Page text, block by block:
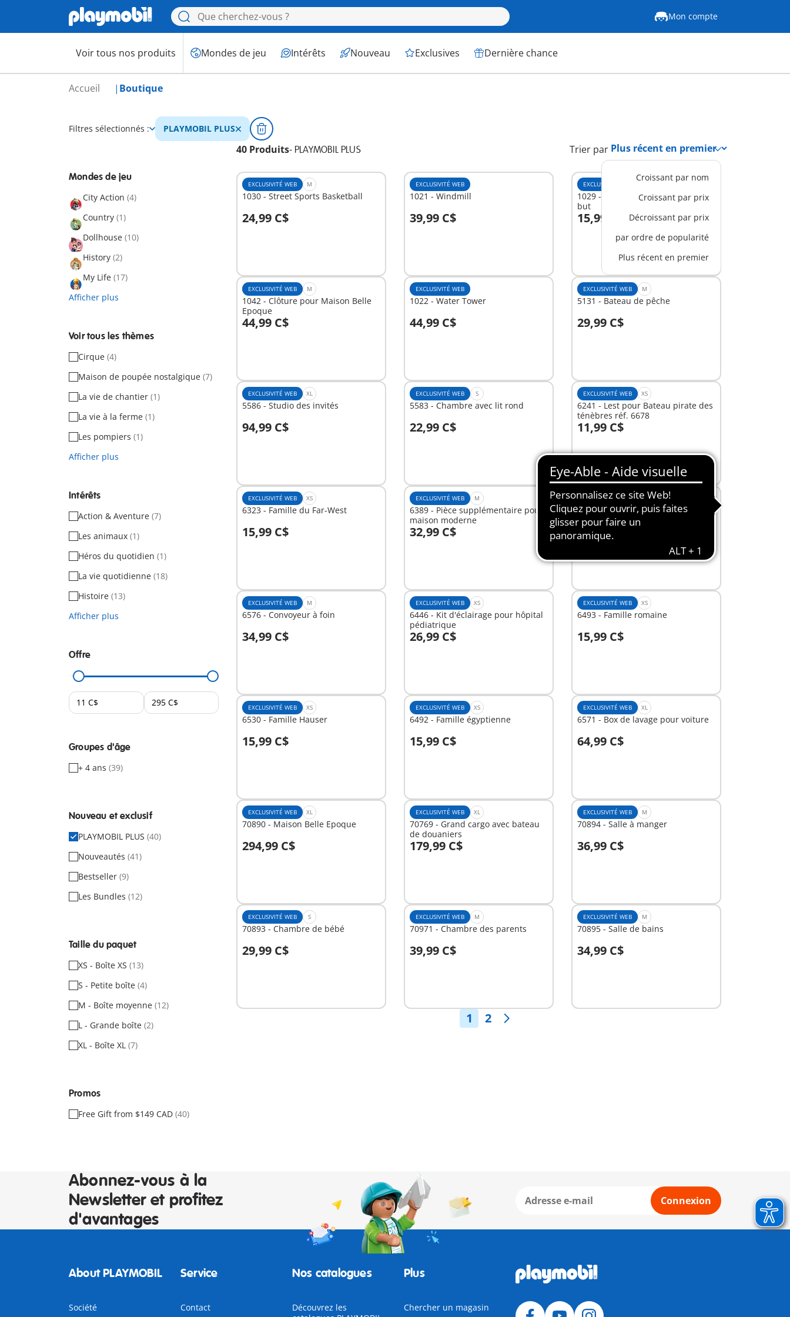
Mon compte
Voir tous nos produits Mondes de jeu Intérêts Nouveau Exclusives Dernière chance
Accueil Boutique
Filtres sélectionnés : PLAYMOBIL PLUS
40 Produits- PLAYMOBIL PLUS Trier par
Croissant par nom
Croissant par prix
Décroissant par prix
par ordre de popularité
Plus récent en premier
Mondes de jeu
City Action (4)
Country (1)
Dollhouse (10)
History (2)
My Life (17)
Afficher plus
Voir tous les thèmes
Cirque (4)
Maison de poupée nostalgique (7)
La vie de chantier (1)
La vie à la ferme (1)
Les pompiers (1)
Afficher plus
Intérêts
Action & Aventure (7)
Les animaux (1)
Héros du quotidien (1)
La vie quotidienne (18)
Histoire (13)
Afficher plus
Offre
Groupes d'âge
+ 4 ans (39)
Nouveau et exclusif
PLAYMOBIL PLUS (40)
Nouveautés (41)
Bestseller (9)
Les Bundles (12)
Taille du paquet
XS - Boîte XS (13)
S - Petite boîte (4)
M - Boîte moyenne (12)
L - Grande boîte (2)
XL - Boîte XL (7)
Promos
Free Gift from $149 CAD (40)
EXCLUSIVITÉ WEB M
1030 - Street Sports Basketball
24,99 C$
Au panier
EXCLUSIVITÉ WEB
1021 - Windmill
39,99 C$
Au panier
EXCLUSIVITÉ WEB
1029 - Joueur de soccer avec mini
but
15,99 C$
Au panier
EXCLUSIVITÉ WEB M
1042 - Clôture pour Maison Belle
Epoque
44,99 C$
Au panier
EXCLUSIVITÉ WEB
1022 - Water Tower
44,99 C$
Au panier
EXCLUSIVITÉ WEB M
5131 - Bateau de pêche
29,99 C$
Au panier
EXCLUSIVITÉ WEB XL
5586 - Studio des invités
94,99 C$
Au panier
EXCLUSIVITÉ WEB S
5583 - Chambre avec lit rond
22,99 C$
Au panier
EXCLUSIVITÉ WEB XS
6241 - Lest pour Bateau pirate des
ténèbres réf. 6678
11,99 C$
Au panier
EXCLUSIVITÉ WEB XS
6323 - Famille du Far-West
15,99 C$
Au panier
EXCLUSIVITÉ WEB M
6389 - Pièce supplémentaire pour
maison moderne
32,99 C$
Au panier
EXCLUSIVITÉ WEB XS
6278 - 3 cow-boys
13,99 C$
Au panier
EXCLUSIVITÉ WEB M
6576 - Convoyeur à foin
34,99 C$
Au panier
EXCLUSIVITÉ WEB XS
6446 - Kit d'éclairage pour hôpital
pédiatrique
26,99 C$
Au panier
EXCLUSIVITÉ WEB XS
6493 - Famille romaine
15,99 C$
Au panier
EXCLUSIVITÉ WEB XS
6530 - Famille Hauser
15,99 C$
Au panier
EXCLUSIVITÉ WEB XS
6492 - Famille égyptienne
15,99 C$
Au panier
EXCLUSIVITÉ WEB XL
6571 - Box de lavage pour voiture
64,99 C$
Au panier
EXCLUSIVITÉ WEB XL
70890 - Maison Belle Epoque
294,99 C$
Au panier
EXCLUSIVITÉ WEB XL
70769 - Grand cargo avec bateau
de douaniers
179,99 C$
EXCLUSIVITÉ WEB M
70894 - Salle à manger
36,99 C$
Au panier
EXCLUSIVITÉ WEB S
70893 - Chambre de bébé
29,99 C$
Au panier
EXCLUSIVITÉ WEB M
70971 - Chambre des parents
39,99 C$
Au panier
EXCLUSIVITÉ WEB M
70895 - Salle de bains
34,99 C$
Au panier
1 2
Abonnez-vous à la
Newsletter et profitez
d'avantages
Connexion
About PLAYMOBIL
Société
Service
Contact
Nos catalogues
Découvrez les
Plus
Chercher un magasin